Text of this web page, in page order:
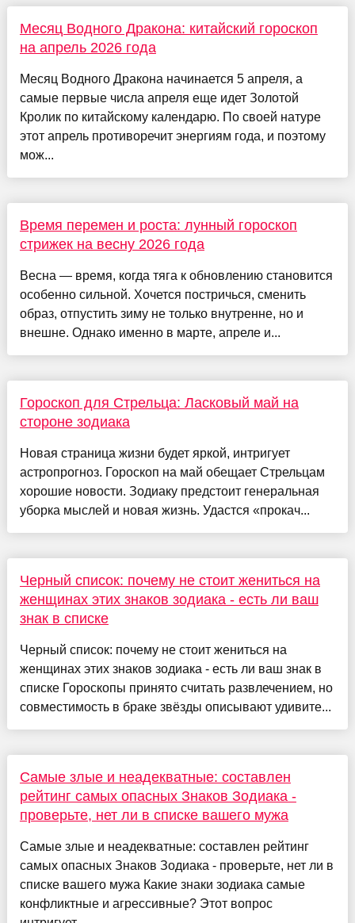
Месяц Водного Дракона: китайский гороскоп
на апрель 2026 года
Месяц Водного Дракона начинается 5 апреля, а
самые первые числа апреля еще идет Золотой
Кролик по китайскому календарю. По своей натуре
этот апрель противоречит энергиям года, и поэтому
мож...
Время перемен и роста: лунный гороскоп
стрижек на весну 2026 года
Весна — время, когда тяга к обновлению становится
особенно сильной. Хочется постричься, сменить
образ, отпустить зиму не только внутренне, но и
внешне. Однако именно в марте, апреле и...
Гороскоп для Стрельца: Ласковый май на
стороне зодиака
Новая страница жизни будет яркой, интригует
астропрогноз. Гороскоп на май обещает Стрельцам
хорошие новости. Зодиаку предстоит генеральная
уборка мыслей и новая жизнь. Удастся «прокач...
Черный список: почему не стоит жениться на
женщинах этих знаков зодиака - есть ли ваш
знак в списке
Черный список: почему не стоит жениться на
женщинах этих знаков зодиака - есть ли ваш знак в
списке Гороскопы принято считать развлечением, но
совместимость в браке звёзды описывают удивите...
Самые злые и неадекватные: составлен
рейтинг самых опасных Знаков Зодиака -
проверьте, нет ли в списке вашего мужа
Самые злые и неадекватные: составлен рейтинг
самых опасных Знаков Зодиака - проверьте, нет ли в
списке вашего мужа Какие знаки зодиака самые
конфликтные и агрессивные? Этот вопрос